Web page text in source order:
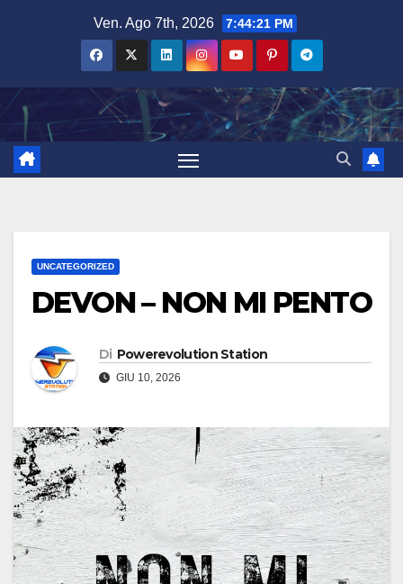
Ven. Ago 7th, 2026 7:44:22 PM
UNCATEGORIZED
DEVON – NON MI PENTO
Di Powerevolution Station
GIU 10, 2026